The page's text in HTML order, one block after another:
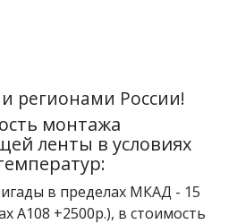
регионами России!
монтажа
ленты в условиях
в пределах МКАД - 15
А108 +2500р.), в стоимость